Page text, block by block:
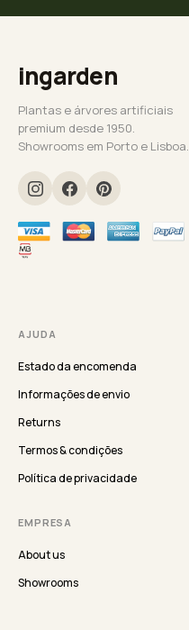
ingarden
Plantas e árvores artificiais
premium desde 1950.
Showrooms em Porto e Lisboa.
AJUDA
Estado da encomenda
Informações de envio
Returns
Termos & condições
Política de privacidade
EMPRESA
About us
Showrooms